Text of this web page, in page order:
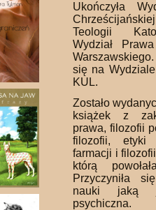
Ukończyła
Teologii
Wydział
się na
KUL.
Zostało
książek z
prawa, filozofii
filozofii, etyki
farmacji i
którą
Przyczyniła
nauki jaką
psychiczna.